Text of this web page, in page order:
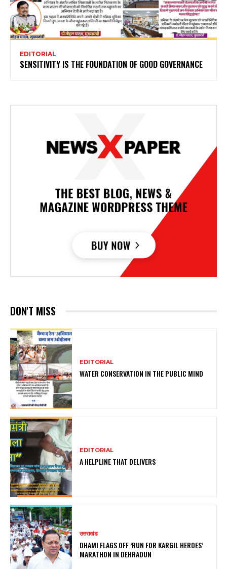
EDITORIAL
SENSITIVITY IS THE FOUNDATION OF GOOD GOVERNANCE
DON'T MISS
EDITORIAL
WATER CONSERVATION IN THE PUBLIC MIND
EDITORIAL
A HELPLINE THAT DELIVERS
उत्तराखंड
DHAMI FLAGS OFF ‘RUN FOR KARGIL HEROES’
MARATHON IN DEHRADUN